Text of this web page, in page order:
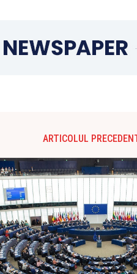
ARTICOLUL